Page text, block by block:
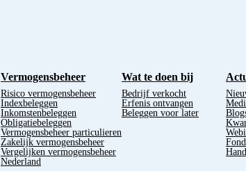
Vermogensbeheer
Risico vermogensbeheer
Indexbeleggen
Inkomstenbeleggen
Obligatiebeleggen
Vermogensbeheer particulieren
Zakelijk vermogensbeheer
Vergelijken vermogensbeheer
Nederland
Wat te doen bij
Bedrijf verkocht
Erfenis ontvangen
Beleggen voor later